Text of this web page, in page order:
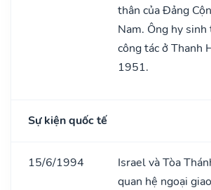
thân của Đảng
Nam. Ông hy
công tác ở Thanh
1951.
Sự kiện quốc tế
15/6/1994
Israel và Tòa
quan hệ ngoại